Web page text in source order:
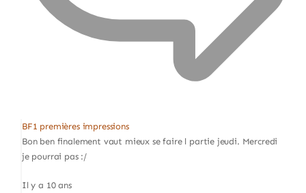
BF1 premières impressions
Bon ben finalement vaut mieux se faire l partie jeudi. Mercredi
je pourrai pas :/
Il y a 10 ans